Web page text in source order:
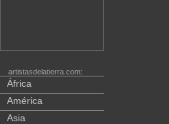
artistasdelatierra.com:
África
América
Asia